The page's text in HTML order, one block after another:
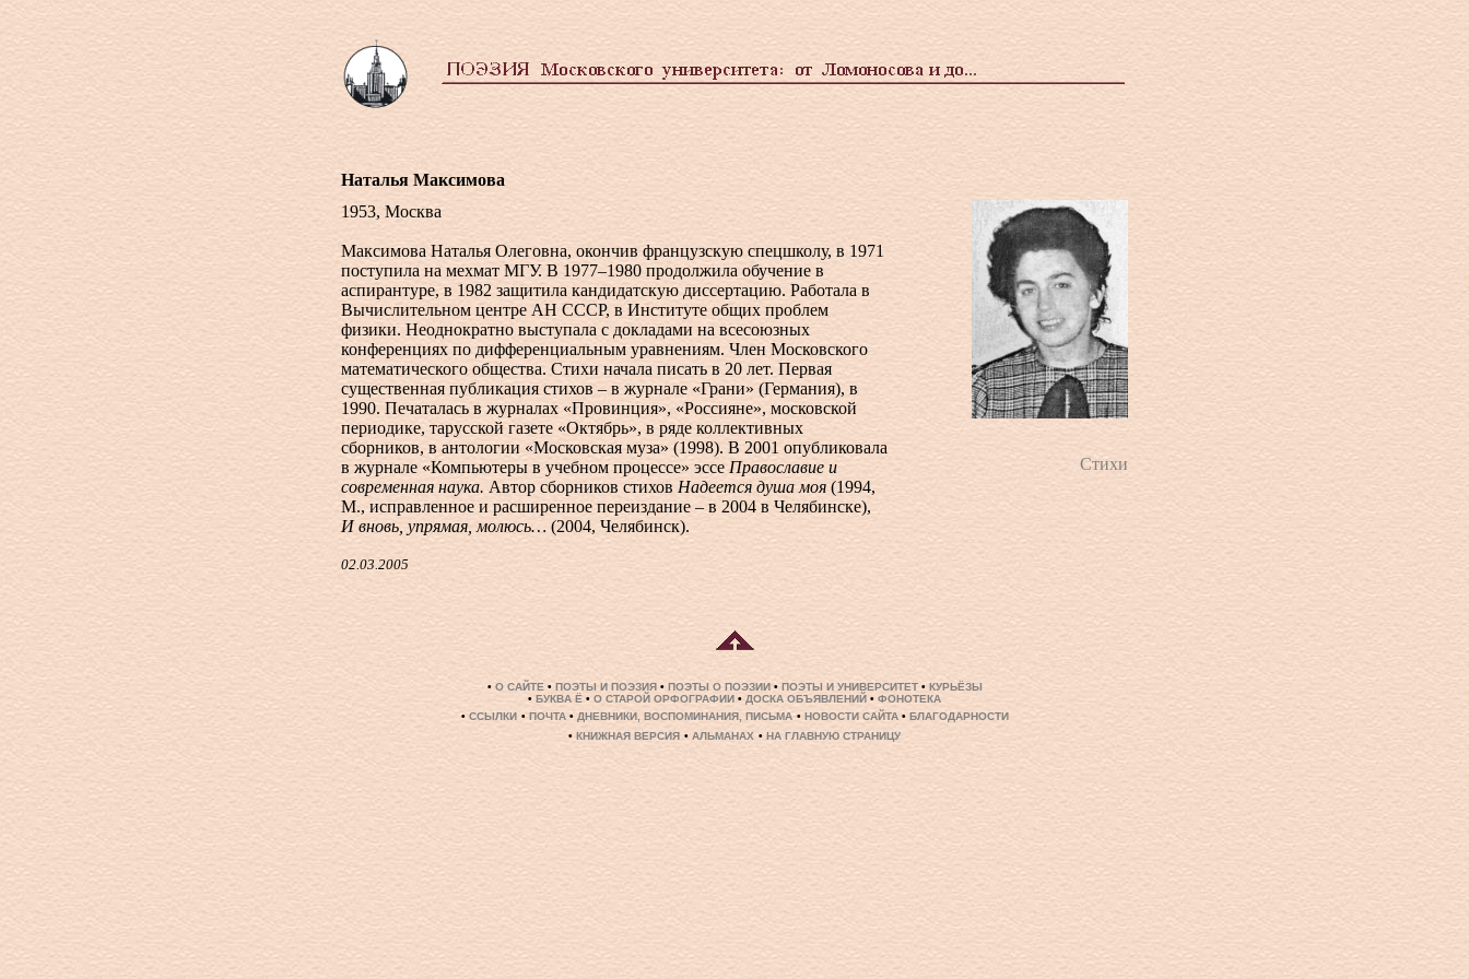
Наталья Максимова
1953, Москва
Максимова Наталья Олеговна, окончив французскую спецшколу, в 1971
поступила на мехмат МГУ. В 1977–1980 продолжила обучение в
аспирантуре, в 1982 защитила кандидатскую диссертацию. Работала в
Вычислительном центре АН СССР, в Институте общих проблем
физики. Неоднократно выступала с докладами на всесоюзных
конференциях по дифференциальным уравнениям. Член Московского
математического общества. Стихи начала писать в 20 лет. Первая
существенная публикация стихов – в журнале «Грани» (Германия), в
1990. Печаталась в журналах «Провинция», «Россияне», московской
периодике, тарусской газете «Октябрь», в ряде коллективных
сборников, в антологии «Московская муза» (1998). В 2001 опубликовала
в журнале «Компьютеры в учебном процессе» эссе Православие и
современная наука. Автор сборников стихов Надеется душа моя (1994,
М., исправленное и расширенное переиздание – в 2004 в Челябинске),
И вновь, упрямая, молюсь… (2004, Челябинск).
02.03.2005
Стихи